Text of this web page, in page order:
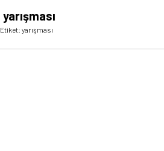
yarışması
Etiket: yarışması